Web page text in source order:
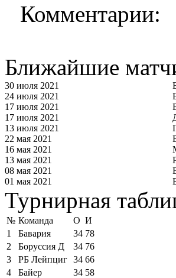
Комментарии:
Ближайшие
30 июля 2021
24 июля 2021
17 июля 2021
17 июля 2021
13 июля 2021
22 мая 2021
16 мая 2021
13 мая 2021
08 мая 2021
01 мая 2021
Турнирная
№ Команда О И
1
Бавария 34 78
2
Боруссия Д 34 76
3
РБ Лейпциг 34 66
4
Байер 34 58